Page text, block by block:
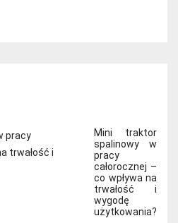
Mini traktor
spalinowy w
pracy
całorocznej –
co wpływa na
trwałość i
wygodę
użytkowania?